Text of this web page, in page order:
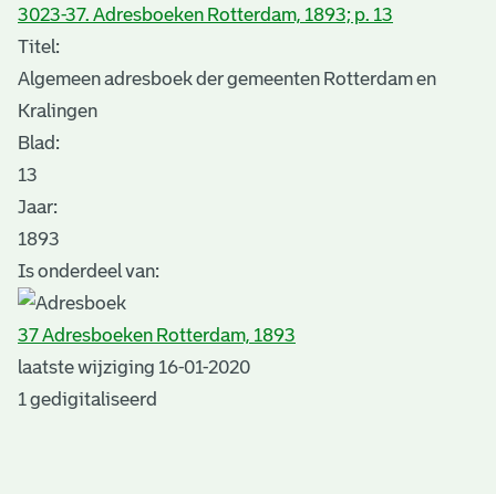
3023-37. Adresboeken Rotterdam, 1893; p. 13
Titel:
Algemeen adresboek der gemeenten Rotterdam en
Kralingen
Blad:
13
Jaar:
1893
Is onderdeel van:
37 Adresboeken Rotterdam, 1893
laatste wijziging 16-01-2020
1 gedigitaliseerd